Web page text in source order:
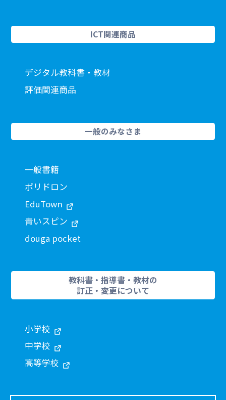
ICT関連商品
デジタル教科書・教材
評価関連商品
一般のみなさま
一般書籍
ポリドロン
EduTown
青いスピン
douga pocket
教科書・指導書・教材の
訂正・変更について
小学校
中学校
高等学校